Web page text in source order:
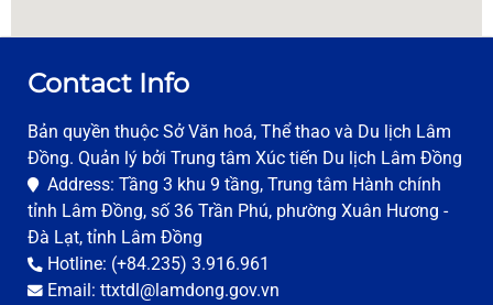
Contact Info
Bản quyền thuộc Sở Văn hoá, Thể thao và Du lịch Lâm
Đồng. Quản lý bởi Trung tâm Xúc tiến Du lịch Lâm Đồng
Address: Tầng 3 khu 9 tầng, Trung tâm Hành chính
tỉnh Lâm Đồng, số 36 Trần Phú, phường Xuân Hương -
Đà Lạt, tỉnh Lâm Đồng
Hotline: (+84.235) 3.916.961
Email: ttxtdl@lamdong.gov.vn